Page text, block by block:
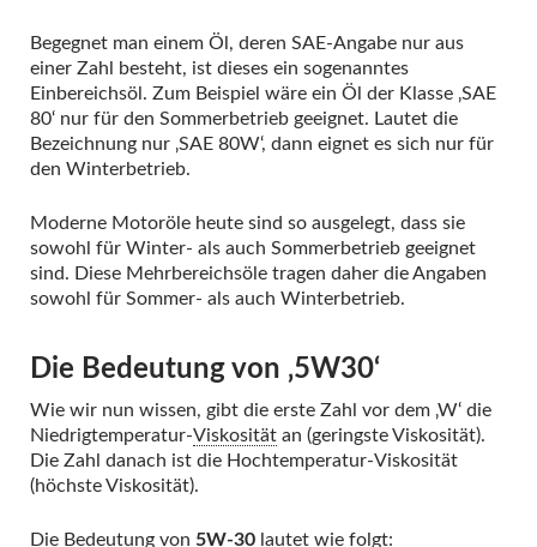
Begegnet man einem Öl, deren SAE-Angabe nur aus
einer Zahl besteht, ist dieses ein sogenanntes
Einbereichsöl. Zum Beispiel wäre ein Öl der Klasse ‚SAE
80‘ nur für den Sommerbetrieb geeignet. Lautet die
Bezeichnung nur ‚SAE 80W‘, dann eignet es sich nur für
den Winterbetrieb.
Moderne Motoröle heute sind so ausgelegt, dass sie
sowohl für Winter- als auch Sommerbetrieb geeignet
sind. Diese Mehrbereichsöle tragen daher die Angaben
sowohl für Sommer- als auch Winterbetrieb.
Die Bedeutung von ‚5W30‘
Wie wir nun wissen, gibt die erste Zahl vor dem ‚W‘ die
Niedrigtemperatur-Viskosität an (geringste Viskosität).
Die Zahl danach ist die Hochtemperatur-Viskosität
(höchste Viskosität).
Die Bedeutung von 5W-30 lautet wie folgt: